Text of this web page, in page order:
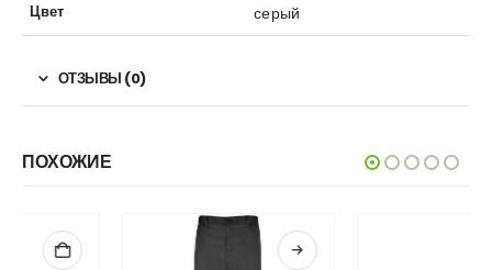
Цвет серый
ОТЗЫВЫ (0)
ПОХОЖИЕ